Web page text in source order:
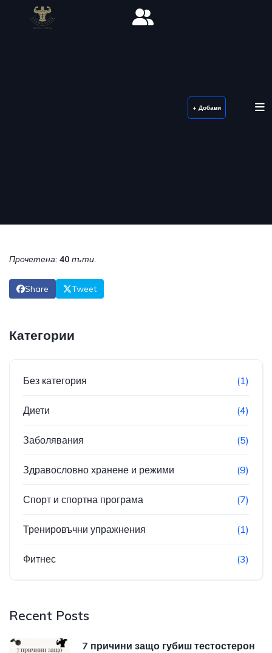
+ Добави
Прочетена: 40 пъти.
Share Tweet
Категории
Без категория (1)
Диети (4)
Заболявания (5)
Здравословно хранене и режими (9)
Спорт и спортна програма (7)
Тренировъчни упражнения (1)
Фитнес (3)
Recent Posts
7 причини защо губиш тестостерон